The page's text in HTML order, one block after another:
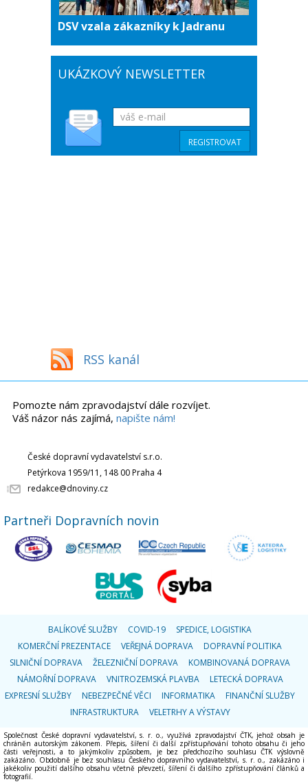
DSV vzala zákazníky k Jadranu
UKÁZKOVÝ NEWSLETTER
RSS kanál
Pomozte nám zpravodajství dále rozvíjet.
Váš názor nás zajímá, napište nám!
České dopravní vydavatelství s.r.o.
Petýrkova 1959/11, 148 00 Praha 4
redakce@dnoviny.cz
Partneři Dopravních novin
BALÍKOVÉ SLUŽBY COVID-19
SPEDICE, LOGISTIKA
KOMERČNÍ PREZENTACE
VEŘEJNÁ DOPRAVA
DOPRAVNÍ POLITIKA
SILNIČNÍ DOPRAVA
ŽELEZNIČNÍ DOPRAVA
KOMBINOVANÁ DOPRAVA
NÁMOŘNÍ DOPRAVA
VNITROZEMSKÁ PLAVBA
LETECKÁ DOPRAVA
EXPRESNÍ SLUŽBY
NEBEZPEČNÉ VĚCI INFORMATIKA
FINANČNÍ SLUŽBY
INFRASTRUKTURA
VELETRHY A VÝSTAVY
Společnost České dopravní vydavatelství, s. r. o., využívá zpravodajství ČTK, jehož obsah je
chráněn autorským zákonem. Přepis, šíření či další zpřístupňování tohoto obsahu či jeho
části veřejnosti, a to jakýmkoliv způsobem, je bez předchozího souhlasu ČTK výslovně
zakázáno. Obdobně je bez souhlasu Českého dopravního vydavatelství, s. r. o., zakázáno i
jakékoliv použití dalšího obsahu včetně převzetí, šíření či dalšího zpřístupňování článků a
fotografií.